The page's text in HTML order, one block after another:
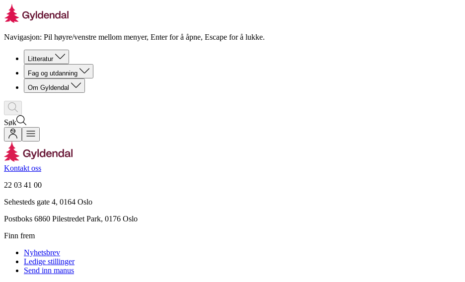
Navigasjon: Pil høyre/venstre mellom menyer, Enter for å åpne, Escape for å lukke.
Litteratur
Fag og utdanning
Om Gyldendal
Søk
Kontakt oss
22 03 41 00
Sehesteds gate 4, 0164 Oslo
Postboks 6860 Pilestredet Park, 0176 Oslo
Finn frem
Nyhetsbrev
Ledige stillinger
Send inn manus